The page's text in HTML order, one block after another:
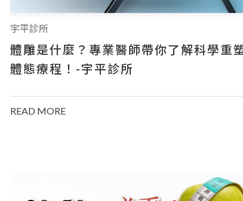
宇平診所
體雕是什麼？專業醫師帶你了解科學重
體態療程！-宇平診所
READ MORE